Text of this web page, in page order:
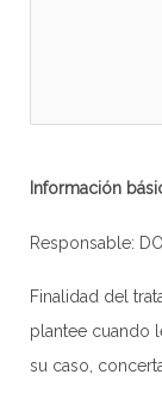
Información
Responsable:
Finalidad del
plantee cuando
su caso,